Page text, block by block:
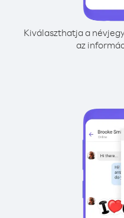
Kiválaszthatja a
az